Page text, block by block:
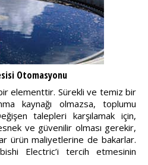
Otomasyonu
elementtir. Sürekli ve temiz bir
kaynağı olmazsa, toplumu
talepleri karşılamak için,
ve güvenilir olması gerekir,
ürün maliyetlerine de bakarlar.
Electric’i tercih etmesinin